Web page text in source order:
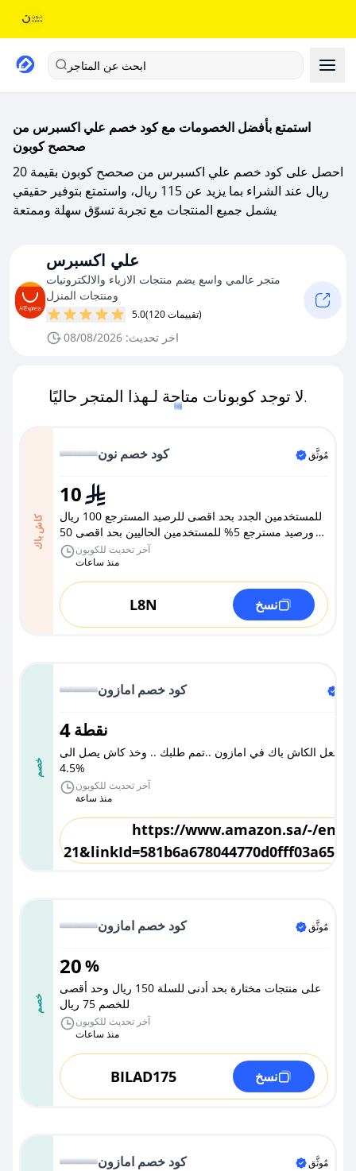
ابحث عن المتاجر
استمتع بأفضل الخصومات مع كود خصم علي اكسبرس من
صحصح كوبون
احصل على كود خصم علي اكسبرس من صحصح كوبون بقيمة 20
ريال عند الشراء بما يزيد عن 115 ريال، واستمتع بتوفير حقيقي
يشمل جميع المنتجات مع تجربة تسوّق سهلة وممتعة
علي اكسبرس
متجر عالمي واسع يضم منتجات الازياء والالكترونيات
ومنتجات المنزل
5.0 (120 تقييمات)
اخر تحديث: 08/08/2026
لا توجد كوبونات متاحة لـهذا المتجر حاليًا.
كاش باك
كود خصم نون مُوثَّق
10
للمستخدمين الجدد بحد اقصى للرصيد المسترجع 100 ريال
ورصيد مسترجع 5% للمستخدمين الحاليين بحد اقصى 50
ريالآخر تحديث للكوبون
منذ ساعات
L8N نسخ
خصم
كود خصم امازون
4نقطة
فعل الكاش باك في امازون ..تمم طلبك .. وخذ كاش يصل الى
4.5%
آخر تحديث للكوبون
منذ ساعة
https://www.amazon.sa/-/
خصم
كود خصم امازون مُوثَّق
20%
على منتجات مختارة بحد أدنى للسلة 150 ريال وحد أقصى
للخصم 75 ريال
آخر تحديث للكوبون
منذ ساعات
BILAD175 نسخ
كود خصم امازون مُوثَّق